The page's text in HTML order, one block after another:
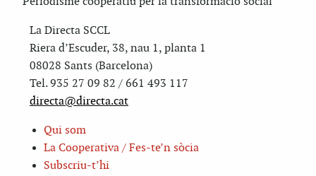
La Directa SCCL
Riera d’Escuder, 38, nau 1, planta 1
08028 Sants (Barcelona)
Tel. 935 27 09 82 / 661 493 117
directa@directa.cat
Qui som
La Cooperativa / Fes-te’n sòcia
Subscriu-t’hi